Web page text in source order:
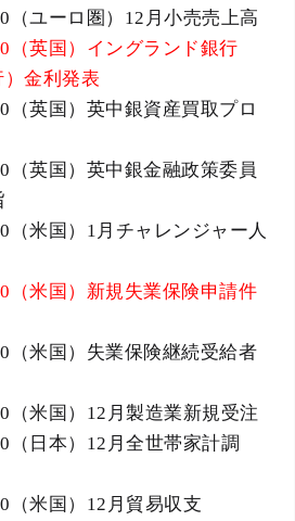
（ユーロ圏）12月小売売上高
（英国）イングランド銀行
）金利発表
（英国）英中銀資産買取プロ
（英国）英中銀金融政策委員
（米国）1月チャレンジャー人
（米国）新規失業保険申請件
（米国）失業保険継続受給者
（米国）12月製造業新規受注
（日本）12月全世帯家計調
（米国）12月貿易収支